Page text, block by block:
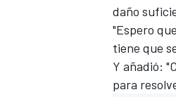
daño
"Espero
tiene que
Y añadió:
para